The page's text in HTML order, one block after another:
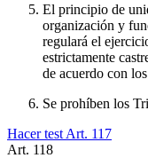
El principio de
organización y
regulará el
estrictamente
de acuerdo con
Se prohíben los
Hacer test Art. 117
Art. 118